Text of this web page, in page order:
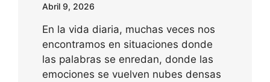
Abril 9, 2026
En la vida diaria, muchas veces nos
encontramos en situaciones donde
las palabras se enredan, donde las
emociones se vuelven nubes densas